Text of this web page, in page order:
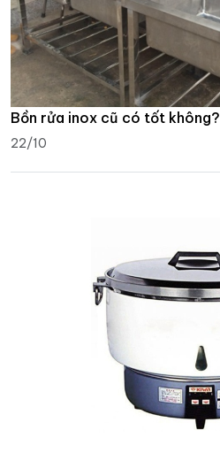
Bồn rửa inox cũ có tốt không?
22/10